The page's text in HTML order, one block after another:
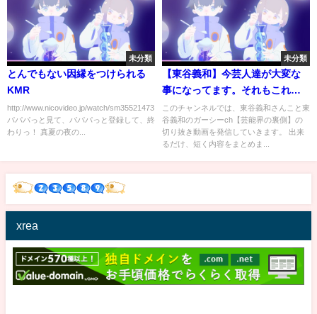
未分類
とんでもない因縁をつけられる
KMR
http://www.nicovideo.jp/watch/sm35521473
パパパっと見て、パパパっと登録して、終
わりっ！ 真夏の夜の...
未分類
【東谷義和】今芸人達が大変な
事になってます。それもこれも
あなた達のせいです。＃東谷義
和＃ガーシーch＃切り抜き#松本
人志#明石家さんま
このチャンネルでは、東谷義和さんこと東
谷義和のガーシーch【芸能界の裏側】の
切り抜き動画を発信していきます。 出来
るだけ、短く内容をまとめま...
xrea